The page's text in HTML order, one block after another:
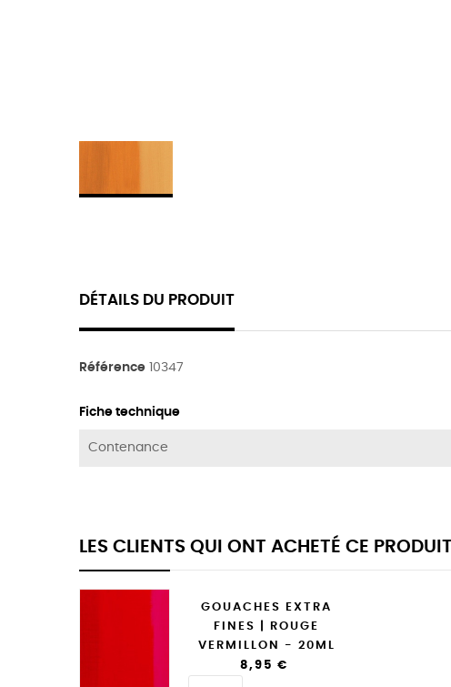
DÉTAILS DU PRODUIT
Référence 10347
Fiche technique
Contenance
LES CLIENTS QUI ONT ACHETÉ CE
GOUACHES EXTRA
FINES | ROUGE
VERMILLON - 20ML
8,95 €